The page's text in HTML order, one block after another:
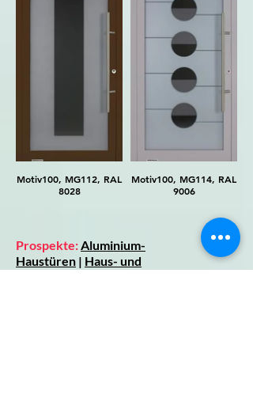
Motiv100, MG112, RAL
8028
Motiv100, MG114, RAL
9006
Prospekte:Aluminium-
Haustüren | Haus- und